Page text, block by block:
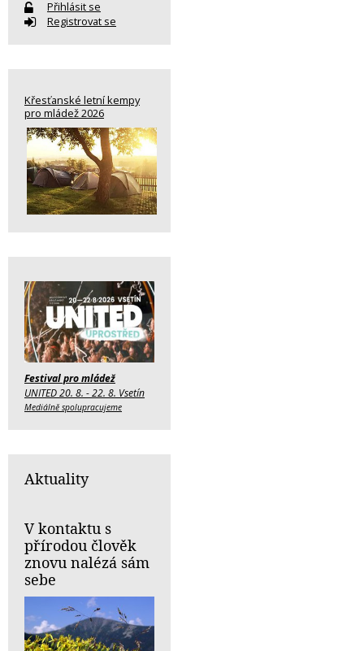
Přihlásit se
Registrovat se
Křesťanské letní kempy
pro mládež 2026
Festival pro mládež
UNITED 20. 8. - 22. 8. Vsetín
Mediálně spolupracujeme
Aktuality
V kontaktu s
přírodou člověk
znovu nalézá sám
sebe